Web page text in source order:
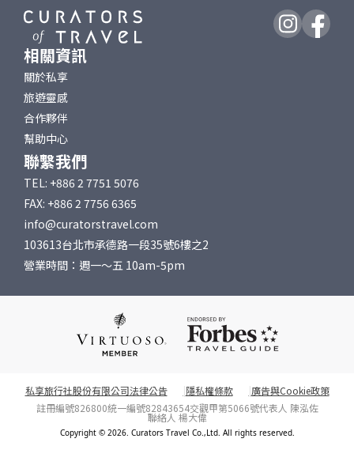
相關資訊
關於私享
旅遊靈感
合作夥伴
幫助中心
聯繫我們
TEL: +886 2 7751 5076
FAX: +886 2 7756 6365
info@curatorstravel.com
103613台北市承德路一段35號6樓之2
營業時間：週一～五 10am-5pm
私享旅行社股份有限公司法律公告 隱私權條款
廣告與Cookie政策
註冊編號826800統一編號82843654交觀甲第5066號代表人 陳泓佐
聯絡人 楊大偉
Copyright © 2026. Curators Travel Co.,Ltd. All rights reserved.